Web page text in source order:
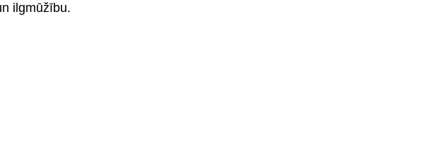
ilgmūžību.